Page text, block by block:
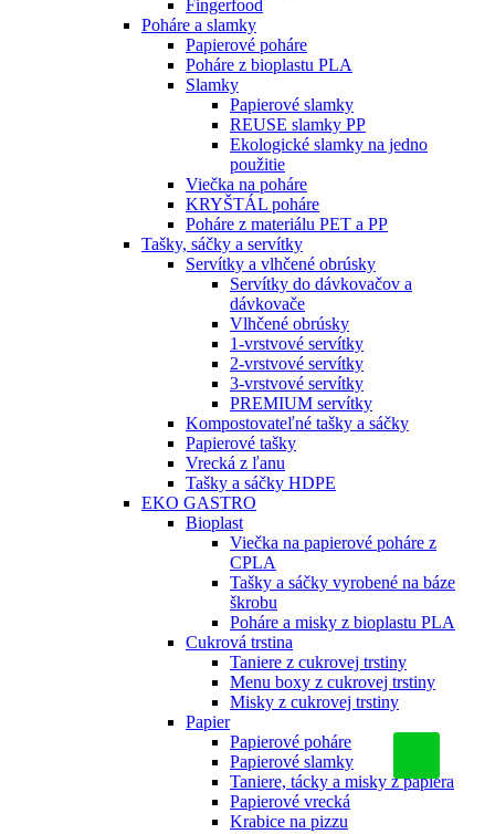
Fingerfood
Poháre a slamky
Papierové poháre
Poháre z bioplastu PLA
Slamky
Papierové slamky
REUSE slamky PP
Ekologické slamky na jedno
použitie
Viečka na poháre
KRYŠTÁL poháre
Poháre z materiálu PET a PP
Tašky, sáčky a servítky
Servítky a vlhčené obrúsky
Servítky do dávkovačov a
dávkovače
Vlhčené obrúsky
1-vrstvové servítky
2-vrstvové servítky
3-vrstvové servítky
PREMIUM servítky
Kompostovateľné tašky a sáčky
Papierové tašky
Vrecká z ľanu
Tašky a sáčky HDPE
EKO GASTRO
Bioplast
Viečka na papierové poháre z
CPLA
Tašky a sáčky vyrobené na báze
škrobu
Poháre a misky z bioplastu PLA
Cukrová trstina
Taniere z cukrovej trstiny
Menu boxy z cukrovej trstiny
Misky z cukrovej trstiny
Papier
Papierové poháre
Papierové slamky
Taniere, tácky a misky z papiera
Papierové vrecká
Krabice na pizzu